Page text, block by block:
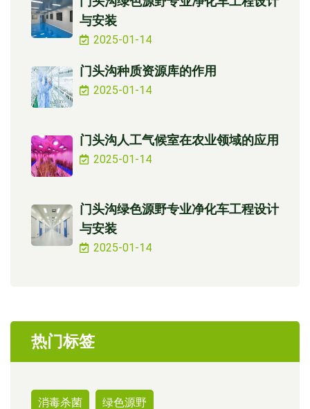
与安装
2025-01-14
门头沟种质资源库的作用
2025-01-14
门头沟人工气候室在农业领域的应用
2025-01-14
门头沟绿色源野专业净化车工程设计
与安装
2025-01-14
热门标签
消毒杀菌 绿色源野